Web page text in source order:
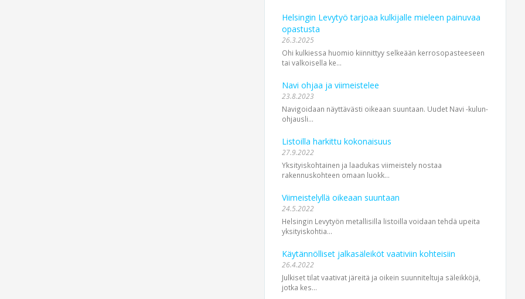
Helsingin Levytyö tarjoaa kulkijalle mieleen painuvaa
opastusta
26.3.2025
Ohi kulkiessa huomio kiinnittyy selkeään kerrosopasteeseen
tai valkoisella ke...
Navi ohjaa ja viimeistelee
23.8.2023
Navigoidaan näyttävästi oikeaan suuntaan. Uudet Navi -kulun­
ohjaus­li...
Listoilla harkittu kokonaisuus
27.9.2022
Yksityiskohtainen ja laadukas viimeistely nostaa
rakennuskohteen omaan luokk...
Viimeistelyllä oikeaan suuntaan
24.5.2022
Helsingin Levytyön metallisilla listoilla voidaan tehdä upeita
yksityiskohtia...
Käytännölliset jalkasäleiköt vaativiin kohteisiin
26.4.2022
Julkiset tilat vaativat järeitä ja oikein suunniteltuja säleikköjä,
jotka kes...